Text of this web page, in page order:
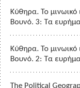
Κύθηρα. Το μινωικό
Βουνό. 3: Τα
Κύθηρα. Το μινωικό
Βουνό. 2: Τα
The Political